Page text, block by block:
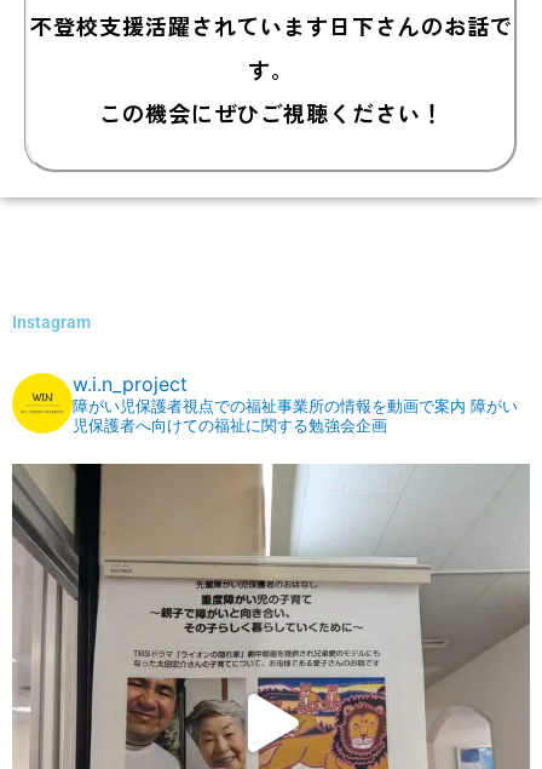
不登校支援活躍されています日下さんのお話で
す。
この機会にぜひご視聴ください！
Instagram
w.i.n_project
障がい児保護者視点での福祉事業所の情報を動画で案内⁡ ⁡障がい
児保護者へ向けての福祉に関する勉強会企画